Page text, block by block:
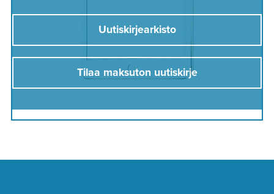
Uutiskirjearkisto
Tilaa maksuton uutiskirje